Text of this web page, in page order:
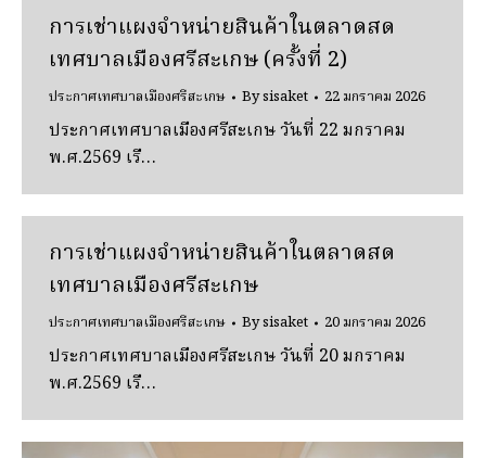
การเช่าแผงจําหน่ายสินค้าในตลาดสด
เทศบาลเมืองศรีสะเกษ (ครั้งที่ 2)
ประกาศเทศบาลเมืองศรีสะเกษ Bysisaket 22 มกราคม 2026
ประกาศเทศบาลเมืองศรีสะเกษ วันที่ 22 มกราคม
พ.ศ.2569 เรื…
การเช่าแผงจําหน่ายสินค้าในตลาดสด
เทศบาลเมืองศรีสะเกษ
ประกาศเทศบาลเมืองศรีสะเกษ Bysisaket 20 มกราคม 2026
ประกาศเทศบาลเมืองศรีสะเกษ วันที่ 20 มกราคม
พ.ศ.2569 เรื…